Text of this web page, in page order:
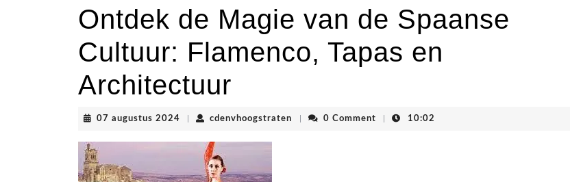
Ontdek de Magie van de Spaanse
Cultuur: Flamenco, Tapas en
Architectuur
07 augustus 2024 07
2024
cdenvhoogstraten cdenvhoogstraten
0 Comment 10:02